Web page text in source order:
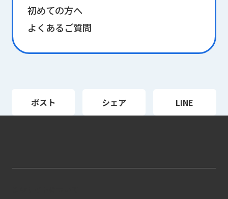
初めての方へ
よくあるご質問
ポスト シェア LINE